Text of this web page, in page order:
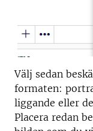
Välj sedan
formaten:
liggande eller
Placera redan